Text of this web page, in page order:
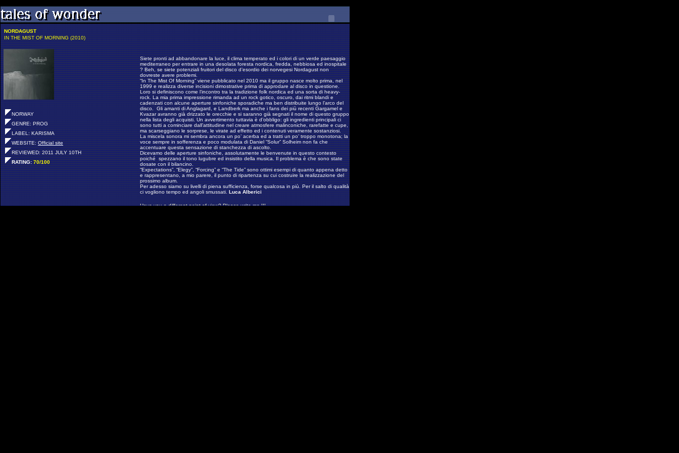
NORDAGUST
IN THE MIST OF MORNING (2010)
NORWAY
GENRE: PROG
LABEL: KARISMA
WEBSITE:Official site
REVIEWED: 2011 JULY 10TH
RATING:70/100
Siete pronti ad abbandonare la luce, il clima temperato ed i colori di un verde paesaggio
mediterraneo per entrare in una desolata foresta nordica, fredda, nebbiosa ed inospitale
? Beh, se siete potenziali fruitori del disco d’esordio dei norvegesi Nordagust non
dovreste avere problemi.
“In The Mist Of Morning” viene pubblicato nel 2010 ma il gruppo nasce molto prima, nel
1999 e realizza diverse incisioni dimostrative prima di approdare al disco in questione.
Loro si definiscono come l’incontro tra la tradizione folk nordica ed una sorta di heavy-
rock. La mia prima impressione rimanda ad un rock gotico, oscuro, dai ritmi blandi e
cadenzati con alcune aperture sinfoniche sporadiche ma ben distribuite lungo l’arco del
disco. Gli amanti di Anglagard, e Landberk ma anche i fans dei più recenti Gargamel e
Kvazar avranno già drizzato le orecchie e si saranno già segnati il nome di questo gruppo
nella lista degli acquisti. Un avvertimento tuttavia è d’obbligo: gli ingredienti principali ci
sono tutti a cominciare dall’attitudine nel creare atmosfere malinconiche, rarefatte e cupe,
ma scarseggiano le sorprese, le virate ad effetto ed i contenuti veramente sostanziosi.
La miscela sonora mi sembra ancora un po’ acerba ed a tratti un po’ troppo monotona; la
voce sempre in sofferenza e poco modulata di Daniel “Solur” Solheim non fa che
accentuare questa sensazione di stanchezza di ascolto.
Dicevamo delle aperture sinfoniche, assolutamente le benvenute in questo contesto
poiché spezzano il tono lugubre ed insistito della musica. Il problema è che sono state
dosate con il bilancino.
“Expectations”, “Elegy”, “Forcing” e “The Tide” sono ottimi esempi di quanto appena detto
e rappresentano, a mio parere, il punto di ripartenza su cui costruire la realizzazione del
prossimo album.
Per adesso siamo su livelli di piena sufficienza, forse qualcosa in più. Per il salto di qualità
ci vogliono tempo ed angoli smussati.Luca Alberici
Have you a different point of view? Pleasewrite me!!!